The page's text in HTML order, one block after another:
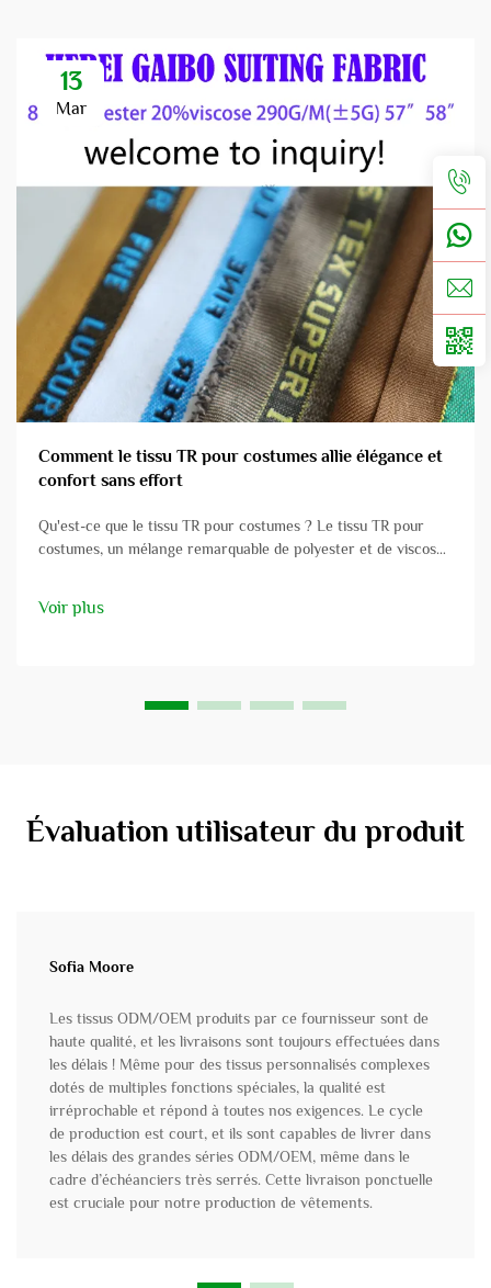
13
Mar
Comment le tissu TR pour costumes allie élégance et
confort sans effort
Qu'est-ce que le tissu TR pour costumes ? Le tissu TR pour
costumes, un mélange remarquable de polyester et de viscose,
résistance du polyester à la douceur et au confort de la
Voir plus
Évaluation utilisateur du produit
Sofia Moore
Les tissus ODM/OEM produits par ce fournisseur sont de
haute qualité, et les livraisons sont toujours effectuées dans
les délais ! Même pour des tissus personnalisés complexes
dotés de multiples fonctions spéciales, la qualité est
irréprochable et répond à toutes nos exigences. Le cycle
de production est court, et ils sont capables de livrer dans
les délais des grandes séries ODM/OEM, même dans le
cadre d’échéanciers très serrés. Cette livraison ponctuelle
est cruciale pour notre production de vêtements.